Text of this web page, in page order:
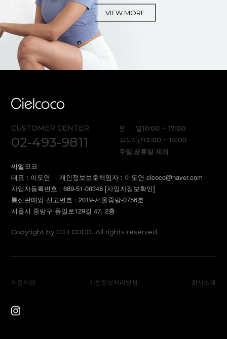
VIEW MORE
CUSTOMER CENTER
02-493-9811
평 일10:00 ~ 17:00
점심시간12:00 ~ 13:00
주말,공휴일 제외
씨엘코코
대표 : 이도연
개인정보보호책임자 : 이도연 clcoco@naver.com
사업자등록번호 : 689-51-00348[사업자정보확인]
통신판매업 신고번호 : 2019-서울중랑-0756호
서울시 중랑구 동일로129길 47, 2층
Copyright by CIELCOCO. All rights reserved.
이용약관 개인정보처리방침 회사소개